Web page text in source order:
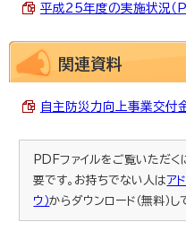
平成25年度の実施状況（
関連資料
自主防災力向上事業交付
PDFファイルをご覧いただく
要です。お持ちでない人はア
ウ）からダウンロード（無料）し